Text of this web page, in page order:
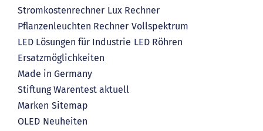
Stromkostenrechner Lux Rechner
Pflanzenleuchten Rechner Vollspektrum
LED Lösungen für Industrie LED Röhren
Ersatzmöglichkeiten
Made in Germany
Stiftung Warentest aktuell
Marken Sitemap
OLED Neuheiten